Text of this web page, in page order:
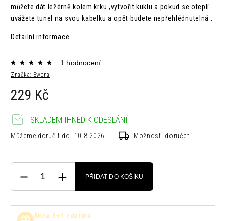
můžete dát ležérně kolem krku ,vytvořit kuklu a pokud se oteplí
uvážete tunel na svou kabelku a opět budete nepřehlédnutelná .
Detailní informace
Značka: Ewena
1 hodnocení
229 Kč
SKLADEM IHNED K ODESLÁNÍ
Můžeme doručit do: 10.8.2026 Možnosti doručení
PŘIDAT DO KOŠÍKU
Akce 3+1 zdarma